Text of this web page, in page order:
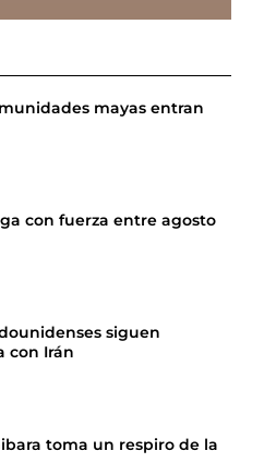
mayas entran
con fuerza entre agosto
siguen
con Irán
toma un respiro de la